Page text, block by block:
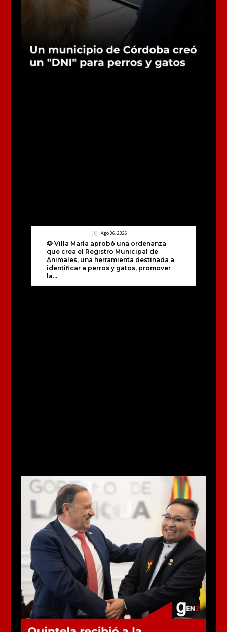
Ago 06, 2026
🐶 Villa María aprobó una ordenanza
que crea el Registro Municipal de
Animales, una herramienta destinada a
identificar a perros y gatos, promover
la...